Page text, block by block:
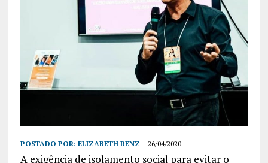
POSTADO POR: ELIZABETH RENZ 26/04/2020
A exigência de isolamento social para evitar o